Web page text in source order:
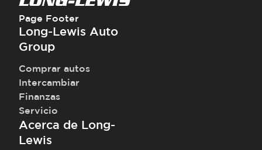
Page Footer
Long-Lewis Auto
Group
Comprar autos
Intercambiar
Finanzas
Servicio
Acerca de Long-
Lewis